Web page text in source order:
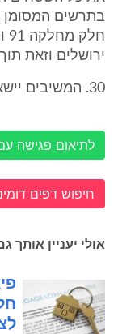
בתרשים המסומן
ירושלים וזאת תוך 30 יום, מיום המצאת פסק-הדין.
30. המשיבים יישאו בהוצאות בקשה זו בסך 10,000 ₪.
לתיאום פגישה עם עורך
חיפוש דפים
אולי יעניין אותך